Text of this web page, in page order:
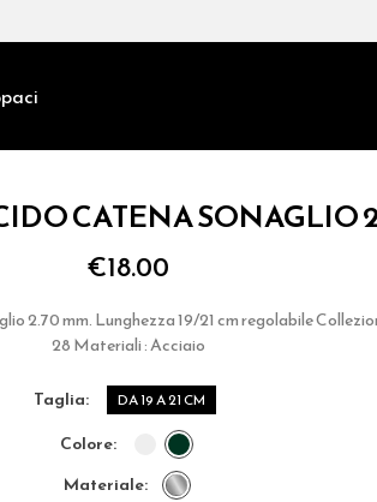
CATENA SONAGLIO
€18.00
2.70 mm. Lunghezza 19/21 cm regolabile
28 Materiali : Acciaio
taglia DA 19 A 21 CM
colore
materiale